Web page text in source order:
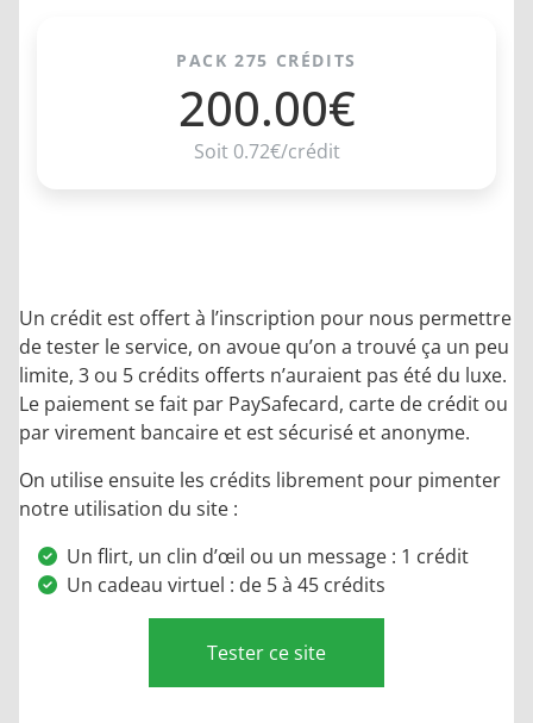
PACK 275 CRÉDITS
200.00€
Soit 0.72€/crédit
Un crédit est offert à l’inscription pour nous permettre
de tester le service, on avoue qu’on a trouvé ça un peu
limite, 3 ou 5 crédits offerts n’auraient pas été du luxe.
Le paiement se fait par PaySafecard, carte de crédit ou
par virement bancaire et est sécurisé et anonyme.
On utilise ensuite les crédits librement pour pimenter
notre utilisation du site :
Un flirt, un clin d’œil ou un message : 1 crédit
Un cadeau virtuel : de 5 à 45 crédits
Tester ce site